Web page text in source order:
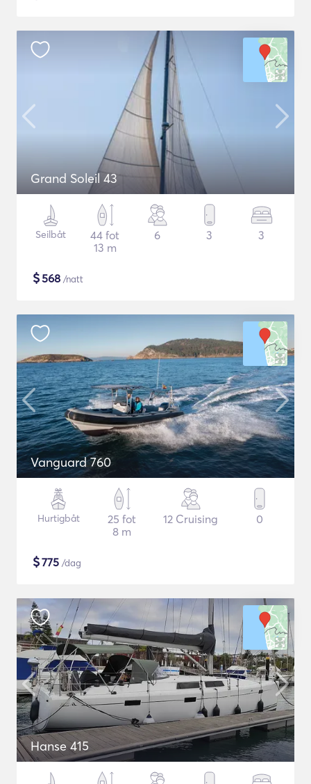
Grand Soleil 43
Seilbåt
44 fot
13 m
6 3 3
$568 /natt
Vanguard 760
Hurtigbåt
25 fot
8 m
12 Cruising 0
$775 /dag
Hanse 415